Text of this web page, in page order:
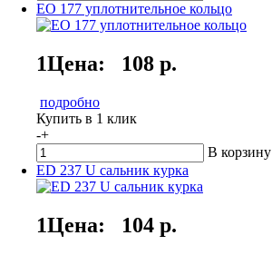
EO 177 уплотнительное кольцо
1Цена: 108 р.
подробно
Купить в 1 клик
-+
В корзину
ED 237 U сальник курка
1Цена: 104 р.